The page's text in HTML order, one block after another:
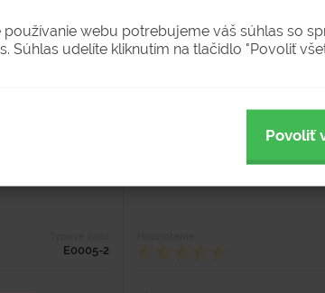
E0005-2
webu potrebujeme váš súhlas so
Súhlas udelíte kliknutím na tlačidlo "Povoliť
Povoliť